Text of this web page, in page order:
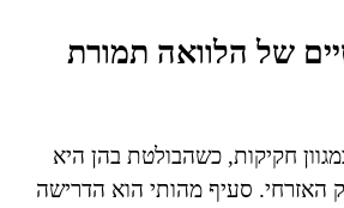
של הלוואה תמורת
חקיקות, כשהבולטת בהן היא
האזרחי. סעיף מהותי הוא הדרישה